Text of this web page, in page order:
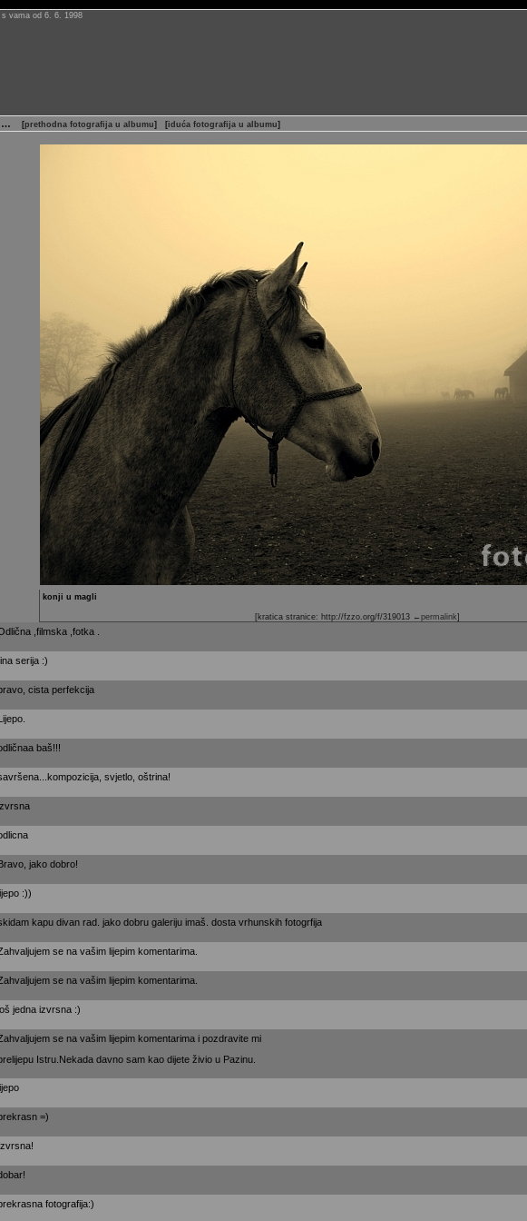
s vama od 6. 6. 1998
… [prethodna fotografija u albumu] [iduća fotografija u albumu]
konji u magli
[kratica stranice: http://fzzo.org/f/319013 ←permalink]
,filmska ,fotka .
serija :)
cista perfekcija
baš!!!
svjetlo, oštrina!
jako dobro!
:))
kapu divan rad. jako dobru galeriju imaš. dosta vrhunskih fotogrfija
se na vašim lijepim komentarima.
se na vašim lijepim komentarima.
jedna izvrsna :)
se na vašim lijepim komentarima i pozdravite mi
Istru.Nekada davno sam kao dijete živio u Pazinu.
=)
fotografija:)